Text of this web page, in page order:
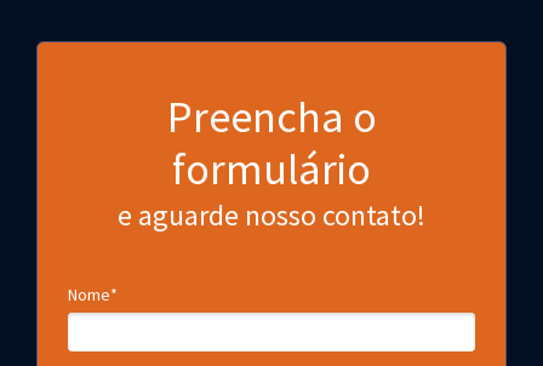
Preencha o
formulário
e aguarde nosso contato!
Nome*